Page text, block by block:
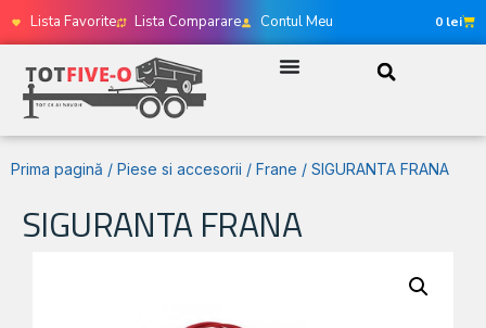
Lista Favorite Lista Comparare Contul Meu 0 lei
Prima pagină / Piese si accesorii / Frane / SIGURANTA FRANA
SIGURANTA FRANA